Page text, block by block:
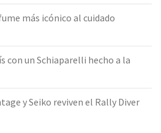
más icónico al cuidado
con un Schiaparelli hecho a la
y Seiko reviven el Rally Diver